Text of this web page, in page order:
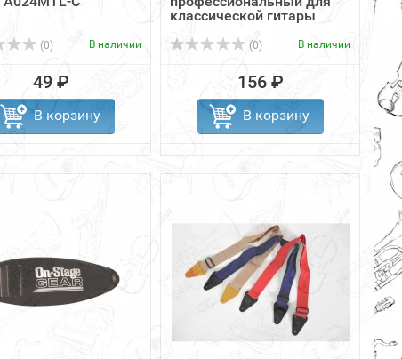
(0) В наличии
49 ₽
В корзину
классической гитары
(0) В наличии
156 ₽
В корзину